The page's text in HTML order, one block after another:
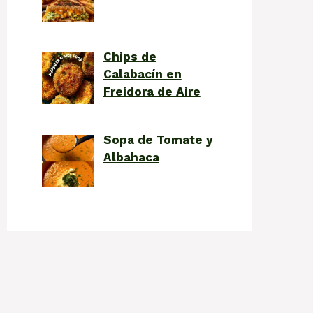
Chips de
Calabacín en
Freidora de Aire
Sopa de Tomate y
Albahaca